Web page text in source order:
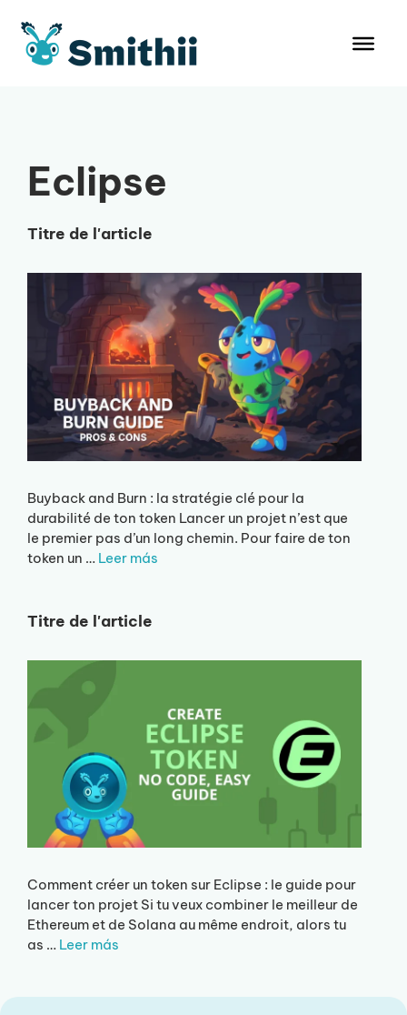
contenu
Eclipse
Titre de l'article
Buyback and Burn : la stratégie clé pour la
durabilité de ton token Lancer un projet n’est que
le premier pas d’un long chemin. Pour faire de ton
token un … Leer más
Titre de l'article
Comment créer un token sur Eclipse : le guide pour
lancer ton projet Si tu veux combiner le meilleur de
Ethereum et de Solana au même endroit, alors tu
as … Leer más